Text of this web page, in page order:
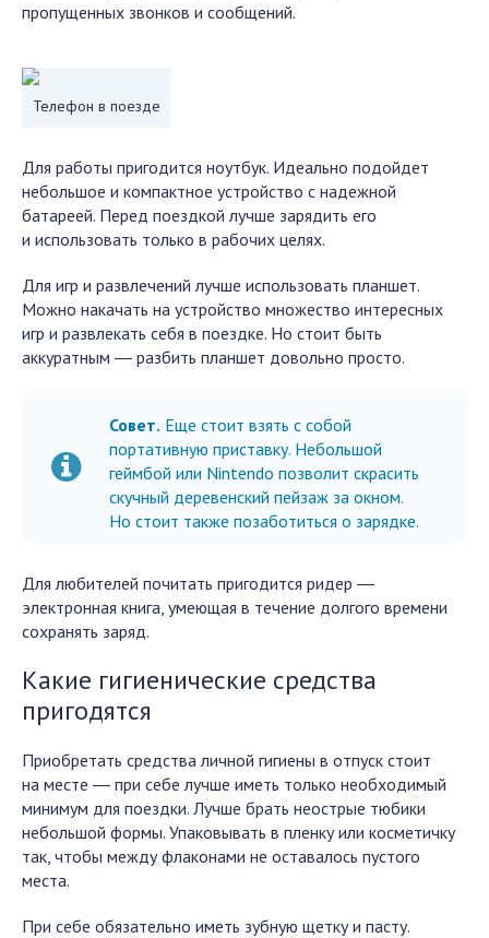
пропущенных звонков и сообщений.
Телефон в поезде
Для работы пригодится ноутбук. Идеально подойдет
небольшое и компактное устройство с надежной
батареей. Перед поездкой лучше зарядить его
и использовать только в рабочих целях.
Для игр и развлечений лучше использовать планшет.
Можно накачать на устройство множество интересных
игр и развлекать себя в поездке. Но стоит быть
аккуратным ― разбить планшет довольно просто.
Совет. Еще стоит взять с собой
портативную приставку. Небольшой
геймбой или Nintendo позволит скрасить
скучный деревенский пейзаж за окном.
Но стоит также позаботиться о зарядке.
Для любителей почитать пригодится ридер ―
электронная книга, умеющая в течение долгого времени
сохранять заряд.
Какие гигиенические средства
пригодятся
Приобретать средства личной гигиены в отпуск стоит
на месте ― при себе лучше иметь только необходимый
минимум для поездки. Лучше брать неострые тюбики
небольшой формы. Упаковывать в пленку или косметичку
так, чтобы между флаконами не оставалось пустого
места.
При себе обязательно иметь зубную щетку и пасту.